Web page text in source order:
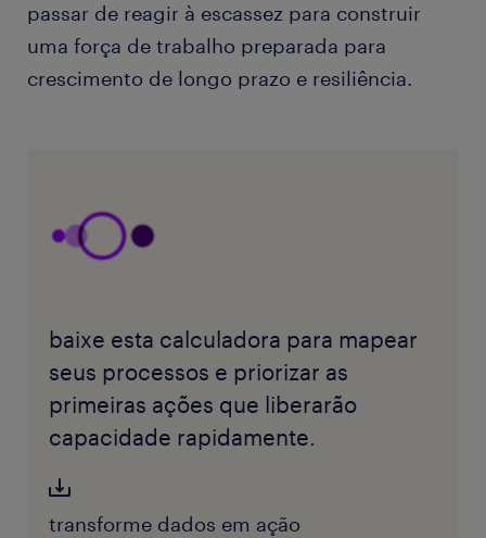
passar de reagir à escassez para construir
uma força de trabalho preparada para
crescimento de longo prazo e resiliência.
baixe esta calculadora para mapear
seus processos e priorizar as
primeiras ações que liberarão
capacidade rapidamente.
transforme dados em ação